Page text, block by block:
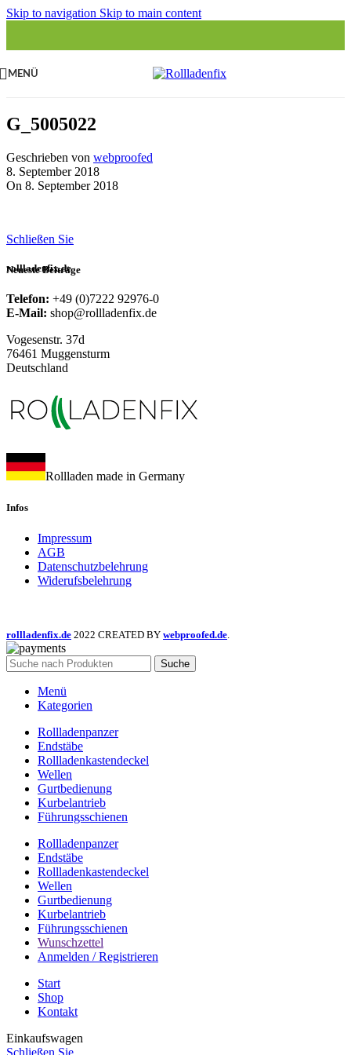
Skip to navigation Skip to main content
MENÜ
G_5005022
Geschrieben von webproofed
8. September 2018
On 8. September 2018
Schließen Sie
Neueste Beiträge
rollladenfix.de
Telefon: +49 (0)7222 92976-0
E-Mail: shop@rollladenfix.de
Vogesenstr. 37d
76461 Muggensturm
Deutschland
Rollladen made in Germany
Infos
Impressum
AGB
Datenschutzbelehrung
Widerufsbelehrung
rollladenfix.de 2022 CREATED BY webproofed.de
Suche
Menü
Kategorien
Rollladenpanzer
Endstäbe
Rollladenkastendeckel
Wellen
Gurtbedienung
Kurbelantrieb
Führungsschienen
Rollladenpanzer
Endstäbe
Rollladenkastendeckel
Wellen
Gurtbedienung
Kurbelantrieb
Führungsschienen
Wunschzettel
Anmelden / Registrieren
Start
Shop
Kontakt
Einkaufswagen
Schließen Sie